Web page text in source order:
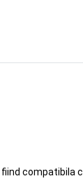
compatibila